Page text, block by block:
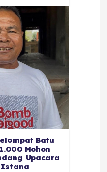
Batu
Mohon
Upacara
Istana